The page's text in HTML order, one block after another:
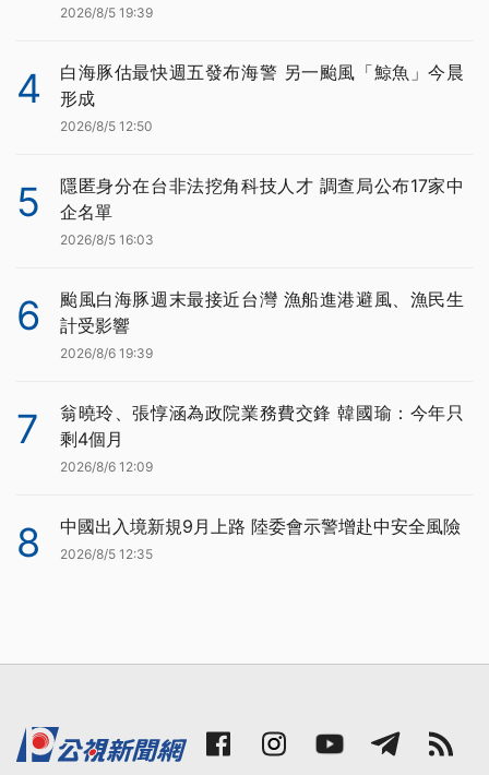
2026/8/5 19:39
4
白海豚估最快週五發布海警 另一颱風「鯨魚」今晨
形成
2026/8/5 12:50
5
隱匿身分在台非法挖角科技人才 調查局公布17家中
企名單
2026/8/5 16:03
6
颱風白海豚週末最接近台灣 漁船進港避風、漁民生
計受影響
2026/8/6 19:39
7
翁曉玲、張惇涵為政院業務費交鋒 韓國瑜：今年只
剩4個月
2026/8/6 12:09
8 中國出入境新規9月上路 陸委會示警增赴中安全風險
2026/8/5 12:35